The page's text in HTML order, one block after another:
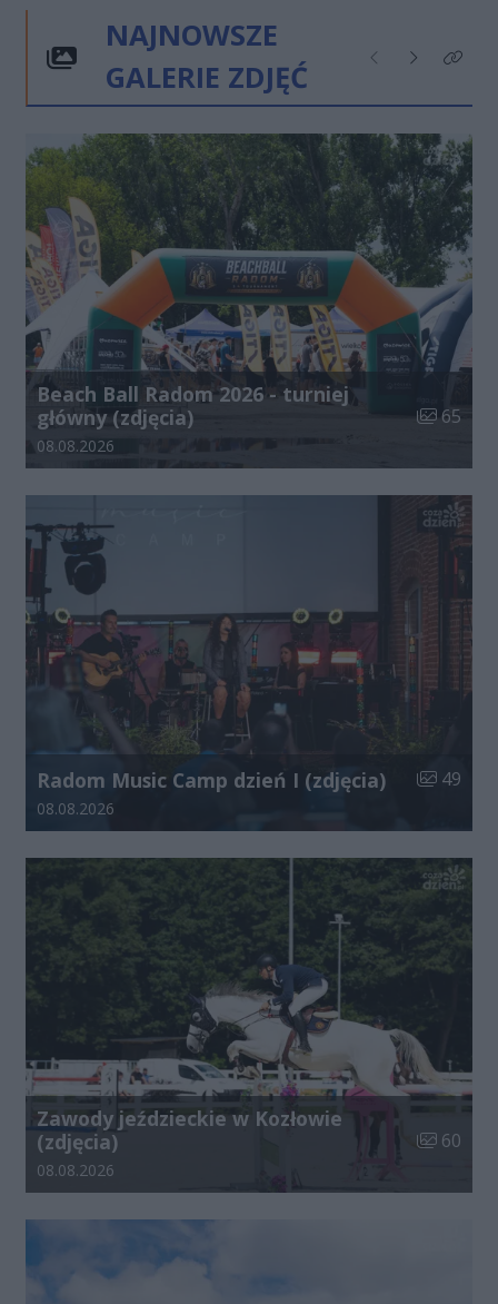
NAJNOWSZE
GALERIE ZDJĘĆ
Poprzednie
NastępneKliknij
Beach Ball Radom 2026 - turniej
główny (zdjęcia)
Liczba
65
Data dodania galerii:
08.08.2026
Radom Music Camp dzień I (zdjęcia) Liczba
49
Data dodania galerii:
08.08.2026
Zawody jeździeckie w Kozłowie
(zdjęcia)
Liczba
60
Data dodania galerii:
08.08.2026